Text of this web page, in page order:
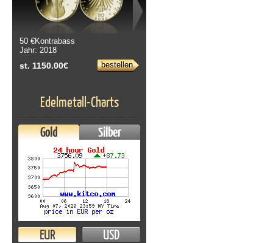
50 €Kontrabass
Jahr: 2018
st. 1150.00€ bestellen
Edelmetall-Charts
Gold Silber
EUR USD